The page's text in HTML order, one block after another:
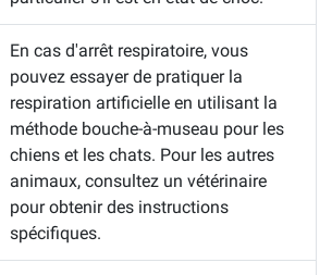
En cas d'arrêt respiratoire, vous
pouvez essayer de pratiquer la
respiration artificielle en utilisant la
méthode bouche-à-museau pour les
chiens et les chats. Pour les autres
animaux, consultez un vétérinaire
pour obtenir des instructions
spécifiques.